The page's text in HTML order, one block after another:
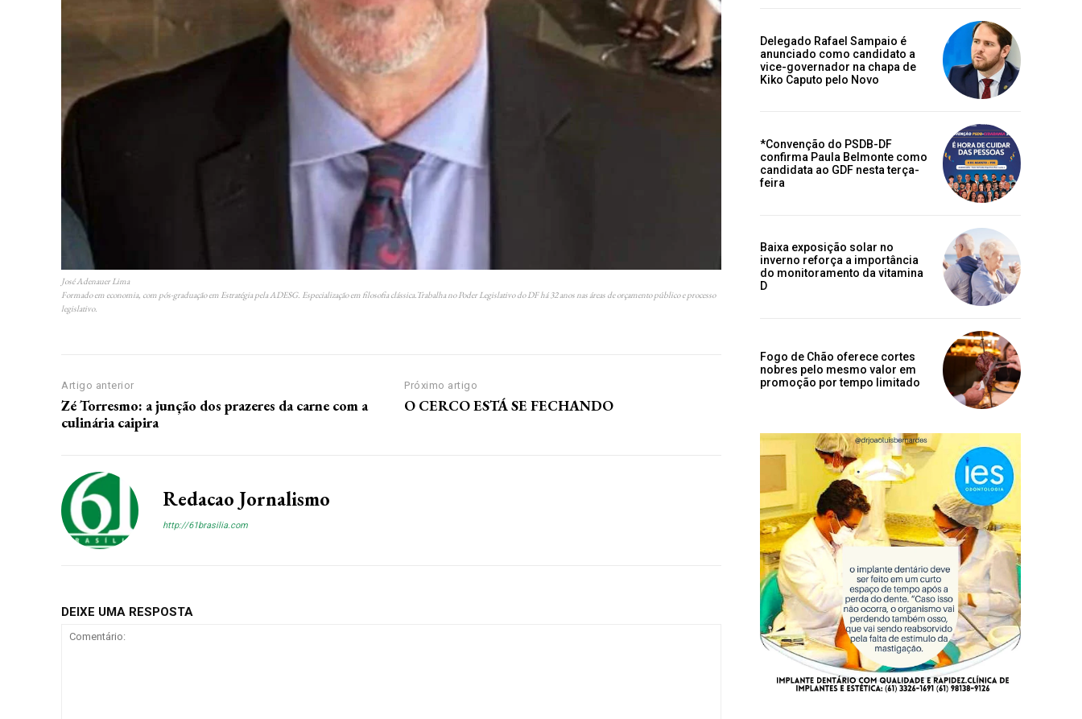
José Adenauer Lima
Formado em economia, com pós-graduação em Estratégia pela ADESG. Especialização em filosofia clássica.Trabalha no Poder Legislativo do DF há 32 anos nas áreas de orçamento público e processo
legislativo.
Artigo anterior
Zé Torresmo: a junção dos prazeres da carne com a
culinária caipira
Próximo artigo
O CERCO ESTÁ SE FECHANDO
Redacao Jornalismo
http://61brasilia.com
DEIXE UMA RESPOSTA
Delegado Rafael Sampaio é
anunciado como candidato a
vice-governador na chapa de
Kiko Caputo pelo Novo
*Convenção do PSDB-DF
confirma Paula Belmonte como
candidata ao GDF nesta terça-
feira
Baixa exposição solar no
inverno reforça a importância
do monitoramento da vitamina
D
Fogo de Chão oferece cortes
nobres pelo mesmo valor em
promoção por tempo limitado